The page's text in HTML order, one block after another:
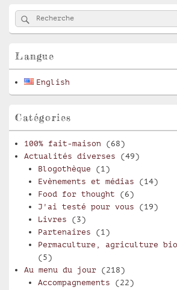
Zone
principale
de
pour
latérale
Recherche :
Rechercher
Langue
English
Catégories
100% fait-maison (68)
Actualités diverses (49)
Blogothèque (1)
Evènements et médias (14)
Food for thought (6)
J'ai testé pour vous (19)
Livres (3)
Partenaires (1)
Permaculture, agriculture
(5)
Au menu du jour (218)
Accompagnements (22)